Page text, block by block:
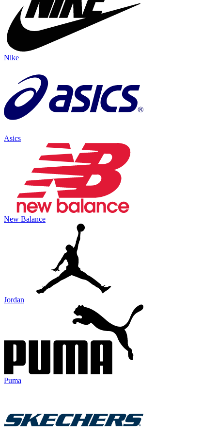
Nike
Asics
New Balance
Jordan
Puma